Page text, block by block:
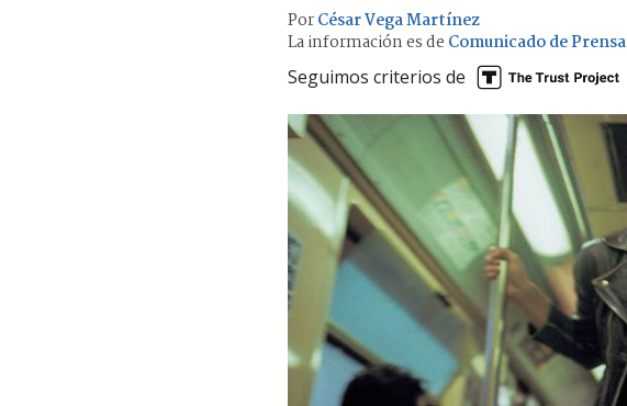
PorCésar Vega Martínez
La información es de Comunicado de Prensa
Seguimos criterios de